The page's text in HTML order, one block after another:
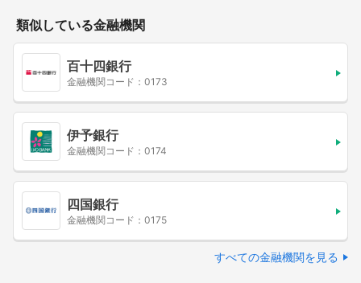
類似している金融機関
百十四銀行
金融機関コード：0173
伊予銀行
金融機関コード：0174
四国銀行
金融機関コード：0175
すべての金融機関を見る